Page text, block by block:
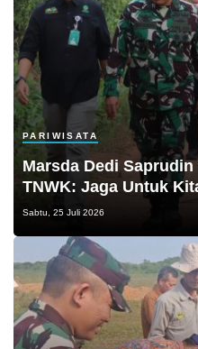
PARIWISATA
Marsda Dedi
TNWK: Jaga Untuk
Sabtu, 25 Juli 2026